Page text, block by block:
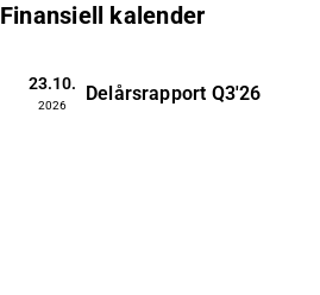
Finansiell kalender
23.10.
2026
Delårsrapport Q3'26